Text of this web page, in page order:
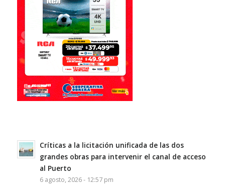
Críticas a la licitación unificada de las dos
grandes obras para intervenir el canal de acceso
al Puerto
6 agosto, 2026 - 12:57 pm